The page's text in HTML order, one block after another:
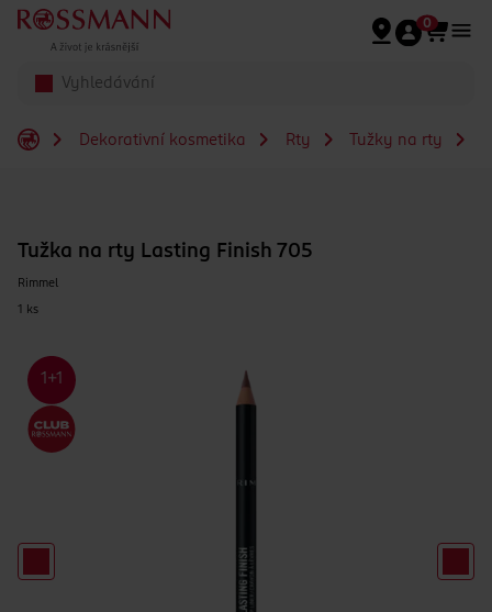
Přeskočit na hlavmní obsah
0
Dekorativní kosmetika Rty Tužky na rty
Tužka na rty Lasting Finish 705
Rimmel
1 ks